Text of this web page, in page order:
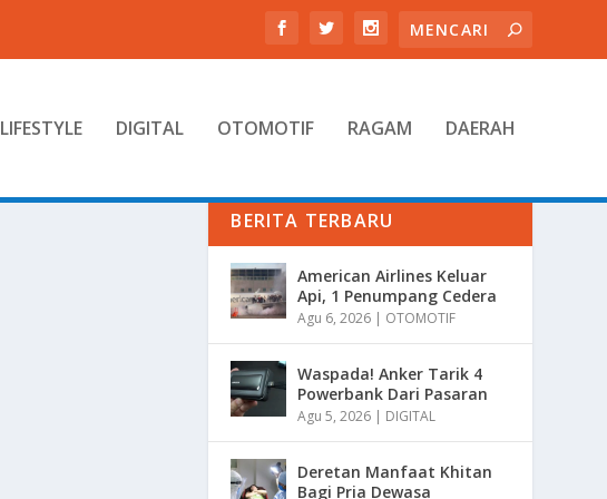
LIFESTYLE DIGITAL OTOMOTIF RAGAM DAERAH
BERITA TERBARU
American Airlines Keluar
Api, 1 Penumpang Cedera
Agu 6, 2026 | OTOMOTIF
Waspada! Anker Tarik 4
Powerbank Dari Pasaran
Agu 5, 2026 | DIGITAL
Deretan Manfaat Khitan
Bagi Pria Dewasa